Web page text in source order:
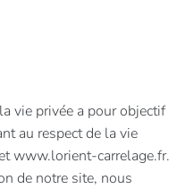
vie privée a pour objectif
au respect de la vie
www.lorient-carrelage.fr.
de notre site, nous